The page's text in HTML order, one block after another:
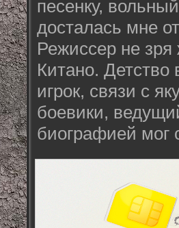
песенку,
досталась мне
Режиссер не
Китано. Детство
игрок, связи с
боевики,
биографией мог